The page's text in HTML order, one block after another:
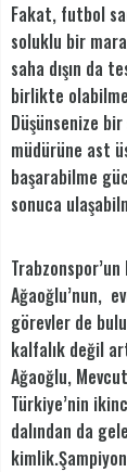
Fakat, futbol
soluklu bir
saha dışın da
birlikte
Düşünsenize
müdürüne ast
başarabilme
sonuca
Ağaoğlu’nun,
görevler de
kalfalık değil
Ağaoğlu,
Türkiye’nin
dalından da